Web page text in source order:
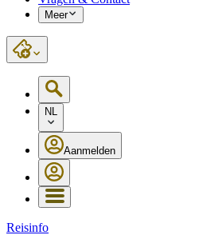
Meer
NL
Aanmelden
Reisinfo